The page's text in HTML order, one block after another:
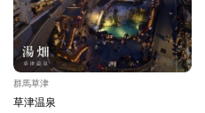
群馬草津
草津温泉